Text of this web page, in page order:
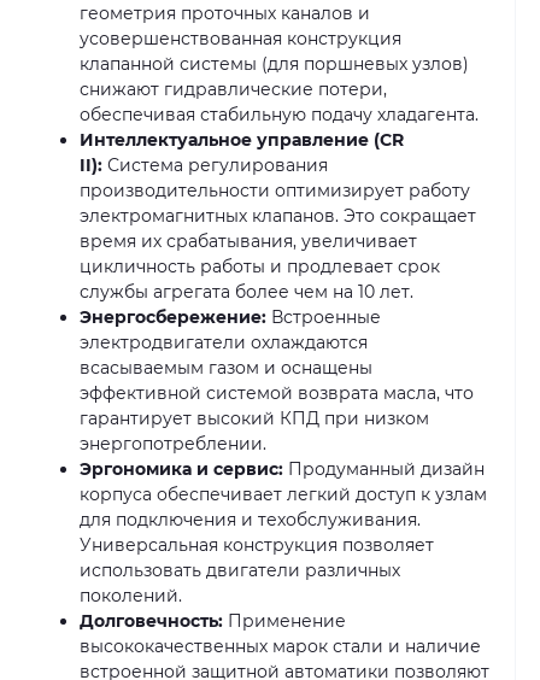
геометрия проточных каналов и
усовершенствованная конструкция
клапанной системы (для поршневых узлов)
снижают гидравлические потери,
обеспечивая стабильную подачу хладагента.
Интеллектуальное управление (CR
II): Система регулирования
производительности оптимизирует работу
электромагнитных клапанов. Это сокращает
время их срабатывания, увеличивает
цикличность работы и продлевает срок
службы агрегата более чем на 10 лет.
Энергосбережение: Встроенные
электродвигатели охлаждаются
всасываемым газом и оснащены
эффективной системой возврата масла, что
гарантирует высокий КПД при низком
энергопотреблении.
Эргономика и сервис: Продуманный дизайн
корпуса обеспечивает легкий доступ к узлам
для подключения и техобслуживания.
Универсальная конструкция позволяет
использовать двигатели различных
поколений.
Долговечность: Применение
высококачественных марок стали и наличие
встроенной защитной автоматики позволяют